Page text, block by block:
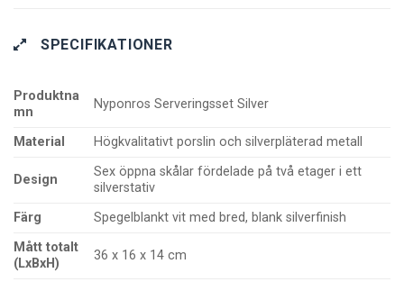
SPECIFIKATIONER
Produktna
mn
Nyponros Serveringsset Silver
Material Högkvalitativt porslin och silverpläterad metall
Design
Sex öppna skålar fördelade på två etager i ett
silverstativ
Färg
Spegelblankt vit med bred, blank silverfinish
Mått totalt
(LxBxH)
36 x 16 x 14 cm